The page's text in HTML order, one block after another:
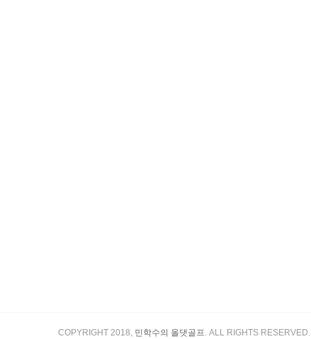
COPYRIGHT 2018, 민학수의 올댓골프. ALL RIGHTS RESERVED.